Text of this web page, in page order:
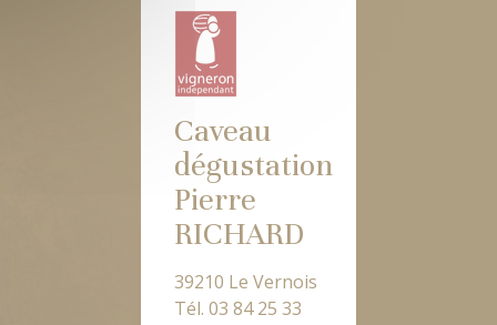
Caveau
dégustation
Pierre
RICHARD
39210 Le Vernois
Tél. 03 84 25 33